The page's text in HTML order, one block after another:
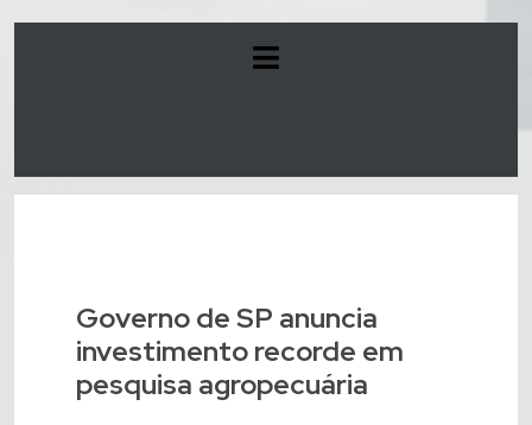
Governo de SP anuncia
investimento recorde em
pesquisa agropecuária